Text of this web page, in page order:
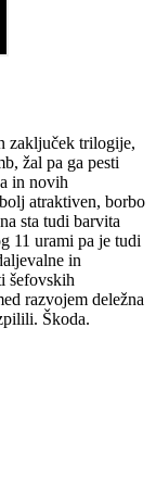
zaključek trilogije,
žal pa ga pesti
in novih
atraktiven, borbo
sta tudi barvita
11 urami pa je tudi
in
šefovskih
razvojem deležna
Škoda.